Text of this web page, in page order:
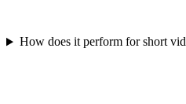
How does it perform for short